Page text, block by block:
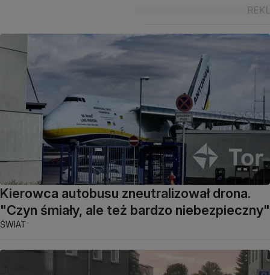
Kierowca autobusu zneutralizował drona.
"Czyn śmiały, ale też bardzo niebezpieczny"
ŚWIAT